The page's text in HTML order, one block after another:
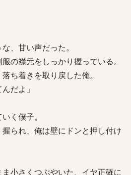
、甘い声だった。
の襟元をしっかり握っている。
ち着きを取り戻した俺。
だよ」
く僕子。
られ、俺は壁にドンと押し付け
小さくつぶやいた、イヤ正確に